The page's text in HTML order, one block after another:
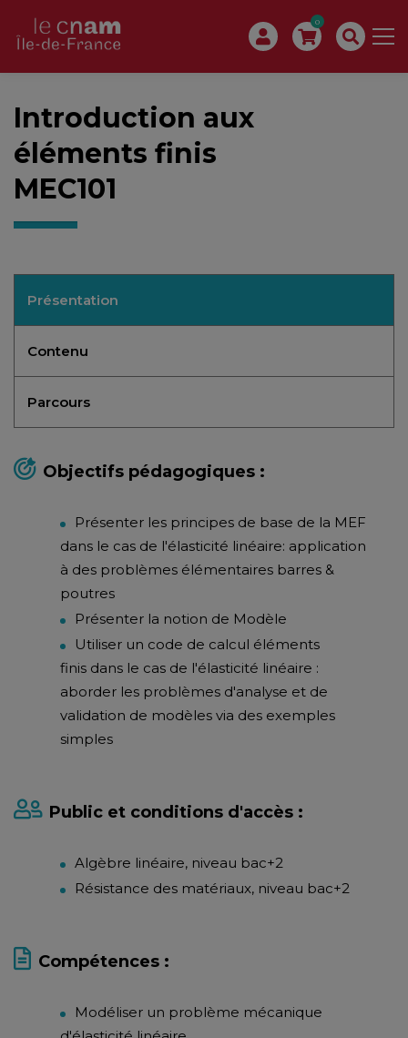
0
Introduction aux
éléments finis
MEC101
Présentation
Contenu
Parcours
Objectifs pédagogiques :
Présenter les principes de base de la MEF
dans le cas de l'élasticité linéaire: application
à des problèmes élémentaires barres &
poutres
Présenter la notion de Modèle
Utiliser un code de calcul éléments
finis dans le cas de l'élasticité linéaire :
aborder les problèmes d'analyse et de
validation de modèles via des exemples
simples
Public et conditions d'accès :
Algèbre linéaire, niveau bac+2
Résistance des matériaux, niveau bac+2
Compétences :
Modéliser un problème mécanique